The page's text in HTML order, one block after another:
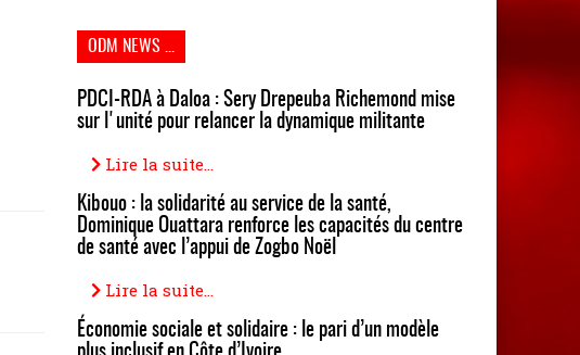
ODM NEWS ...
PDCI-RDA à Daloa : Sery Drepeuba Richemond mise
sur l'unité pour relancer la dynamique militante
Lire la suite...
Kibouo : la solidarité au service de la santé,
Dominique Ouattara renforce les capacités du centre
de santé avec l’appui de Zogbo Noël
Lire la suite...
Économie sociale et solidaire : le pari d’un modèle